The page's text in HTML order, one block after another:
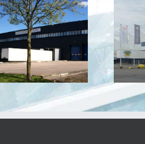
BF Venlo
Beleggingen,
Venlo